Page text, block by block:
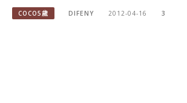
COCO5歲 DIFENY 2012-04-16 3